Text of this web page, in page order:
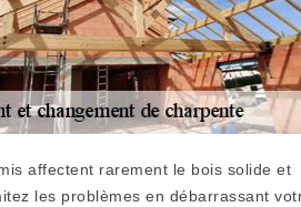
affectent rarement le bois solide et
les problèmes en débarrassant